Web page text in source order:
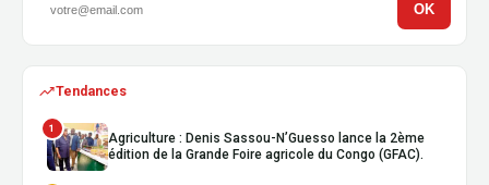
OK
Tendances
1
Agriculture : Denis Sassou-N’Guesso lance la 2ème
édition de la Grande Foire agricole du Congo (GFAC).